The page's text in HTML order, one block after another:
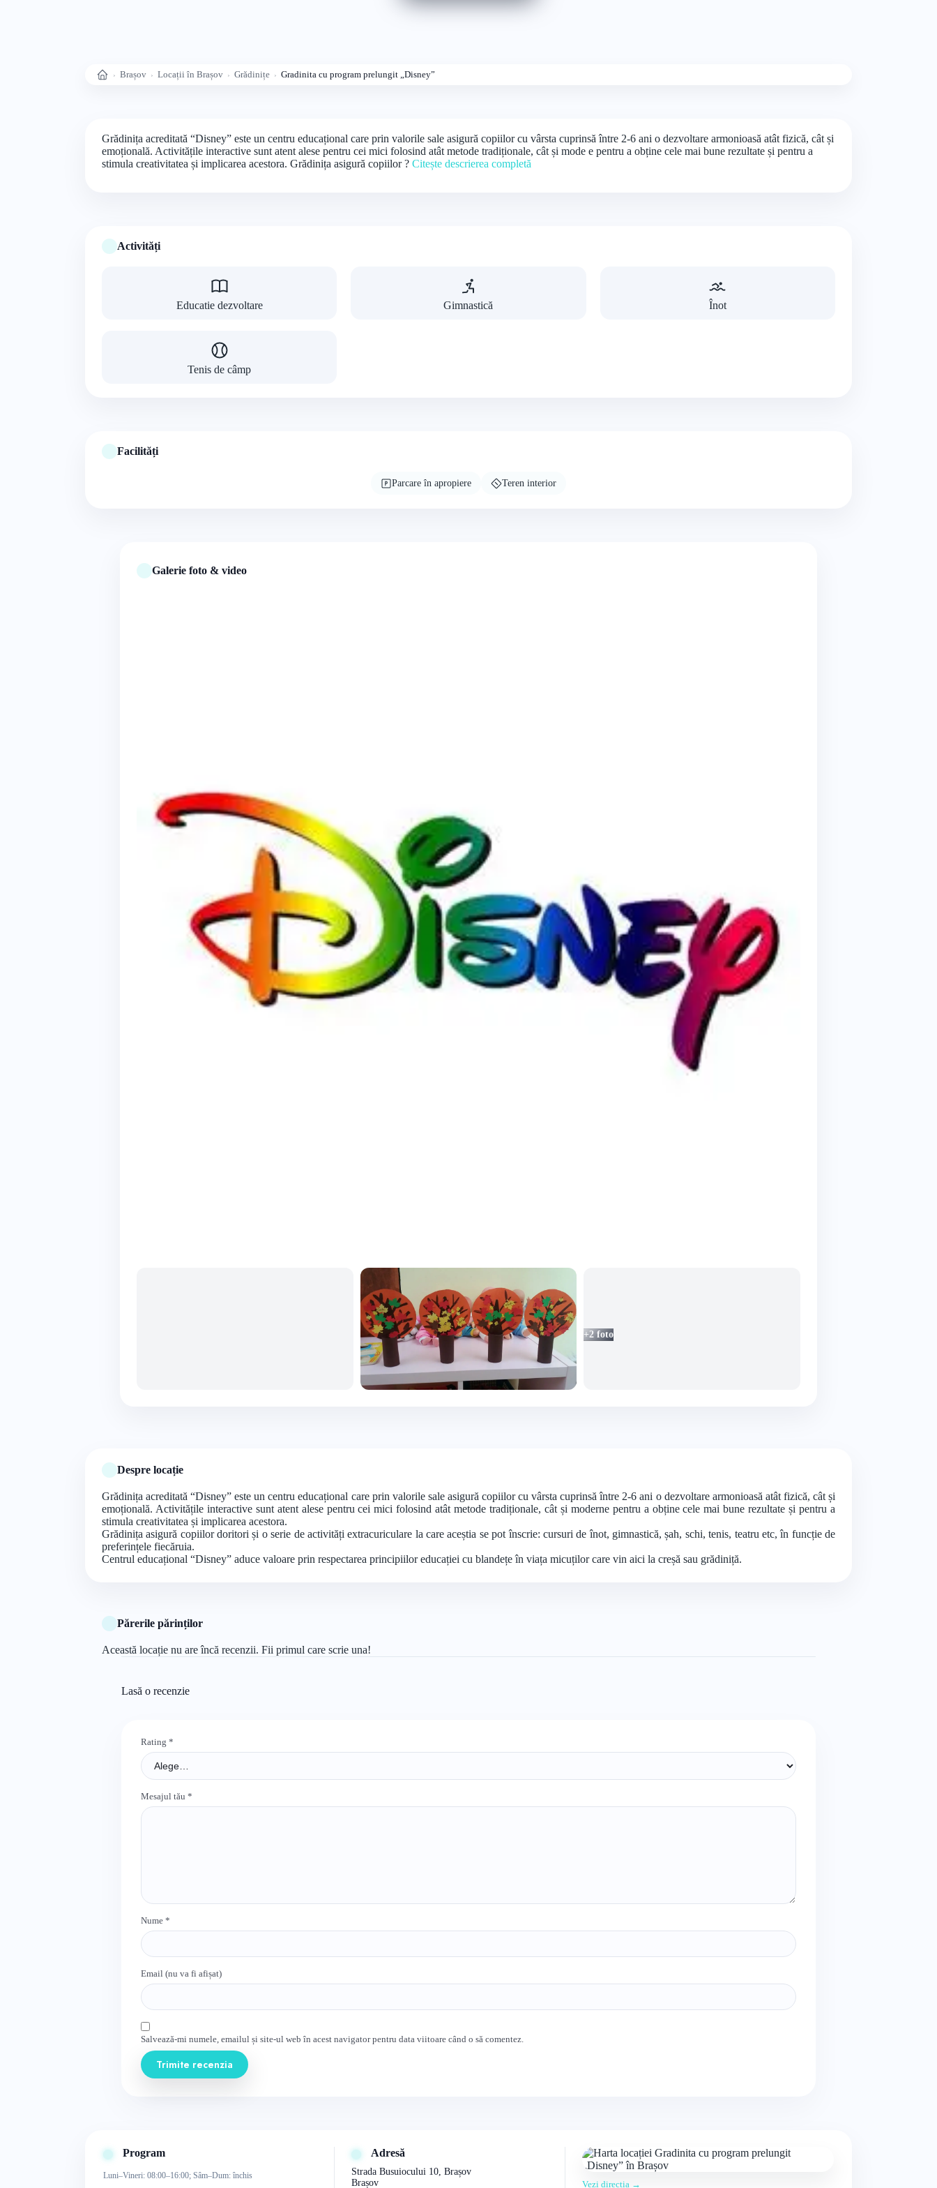
Acasă Brașov Locații în Brașov Grădinițe Gradinita cu program prelungit „Disney”
Grădinița acreditată “Disney” este un centru educațional care prin valorile sale asigură copiilor cu vârsta cuprinsă între 2-6 ani o dezvoltare armonioasă atât fizică, cât și
emoțională. Activitățile interactive sunt atent alese pentru cei mici folosind atât metode tradiționale, cât și mode e pentru a obține cele mai bune rezultate și pentru a
stimula creativitatea și implicarea acestora. Grădinița asigură copiilor ? Citește descrierea completă
Activități
Educatie dezvoltare Gimnastică Înot
Tenis de câmp
Facilități
Parcare în apropiere Teren interior
Galerie foto & video
+2 foto
Despre locație
Grădinița acreditată “Disney” este un centru educațional care prin valorile sale asigură copiilor cu vârsta cuprinsă între 2-6 ani o dezvoltare armonioasă atât fizică, cât și
emoțională. Activitățile interactive sunt atent alese pentru cei mici folosind atât metode tradiționale, cât și moderne pentru a obține cele mai bune rezultate și pentru a
stimula creativitatea și implicarea acestora.
Grădinița asigură copiilor doritori și o serie de activități extracuriculare la care aceștia se pot înscrie: cursuri de înot, gimnastică, șah, schi, tenis, teatru etc, în funcție de
preferințele fiecăruia.
Centrul educațional “Disney” aduce valoare prin respectarea principiilor educației cu blandețe în viața micuților care vin aici la creșă sau grădiniță.
Părerile părinților
Această locație nu are încă recenzii. Fii primul care scrie una!
Lasă o recenzie
Rating *
Mesajul tău *
Nume *
Email (nu va fi afișat)
Salvează-mi numele, emailul și site-ul web în acest navigator pentru data viitoare când o să comentez.
Trimite recenzia
Program
Luni–Vineri: 08:00–16:00; Sâm–Dum: închis
Adresă
Strada Busuiocului 10, Brașov
Brașov
Vezi direcția →